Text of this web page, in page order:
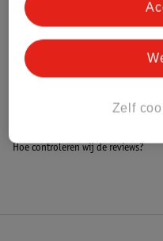
Bestel &
Bekijk ook
Hoe controleren wij de reviews?
Zelf